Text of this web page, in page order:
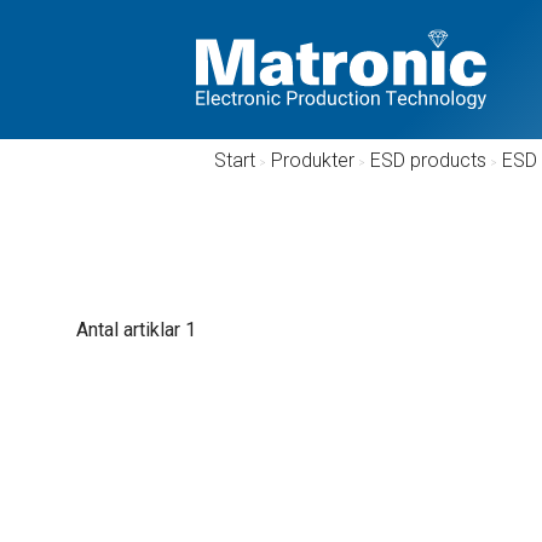
Start / Produkter / ESD products /
Antal artiklar 1